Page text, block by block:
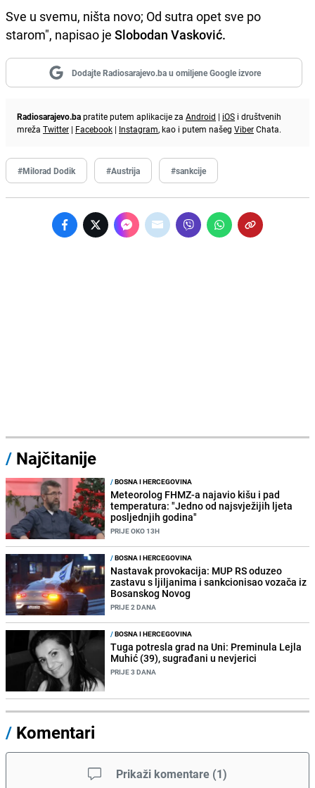
Sve u svemu, ništa novo; Od sutra opet sve po
starom", napisao je Slobodan Vasković.
Dodajte Radiosarajevo.ba u omiljene Google izvore
Radiosarajevo.bapratite putem aplikacije za Android | iOS i društvenih
mreža Twitter | Facebook | Instagram, kao i putem našeg ViberChata.
#Milorad Dodik #Austrija #sankcije
/ Najčitanije
/BOSNA I HERCEGOVINA
Meteorolog FHMZ-a najavio kišu i pad
temperatura: "Jedno od najsvježijih ljeta
posljednjih godina"
PRIJE OKO 13H
/BOSNA I HERCEGOVINA
Nastavak provokacija: MUP RS oduzeo
zastavu s ljiljanima i sankcionisao vozača iz
Bosanskog Novog
PRIJE 2 DANA
/BOSNA I HERCEGOVINA
Tuga potresla grad na Uni: Preminula Lejla
Muhić (39), sugrađani u nevjerici
PRIJE 3 DANA
/ Komentari
Prikaži komentare (1)